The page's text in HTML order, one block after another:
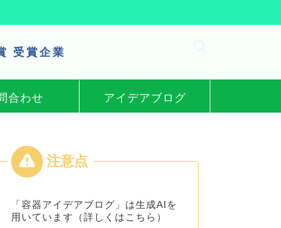
受賞企業
合わせ アイデアブログ
「容器アイデアブログ」は生成AIを
用いています（詳しくはこちら）